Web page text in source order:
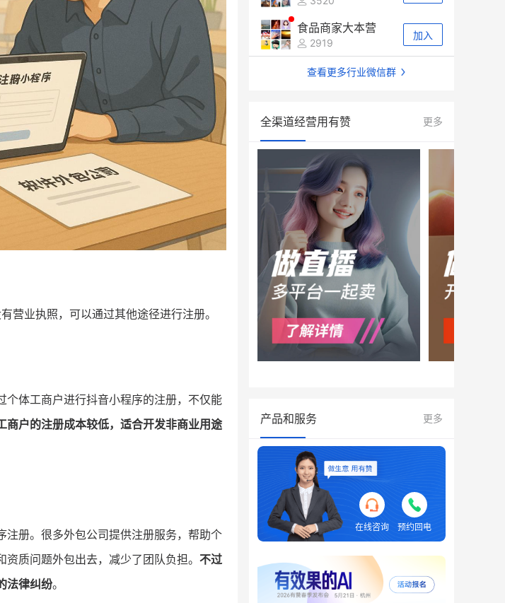
营业执照，可以通过其他途径进行注册。
个体工商户进行抖音小程序的注册，不仅能
商户的注册成本较低，适合开发非商业用途
注册。很多外包公司提供注册服务，帮助个
质问题外包出去，减少了团队负担。 不过
法律纠纷。
食品商家大本营
2919
加入
查看更多行业微信群
全渠道经营用有赞 更多
产品和服务 更多
在线咨询 预约回电